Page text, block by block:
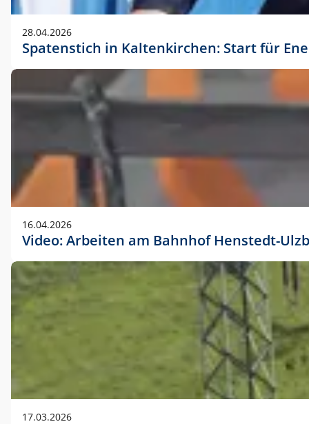
28.04.2026
Spatenstich in Kaltenkirchen: Start für
16.04.2026
Video: Arbeiten am Bahnhof Henstedt-
17.03.2026